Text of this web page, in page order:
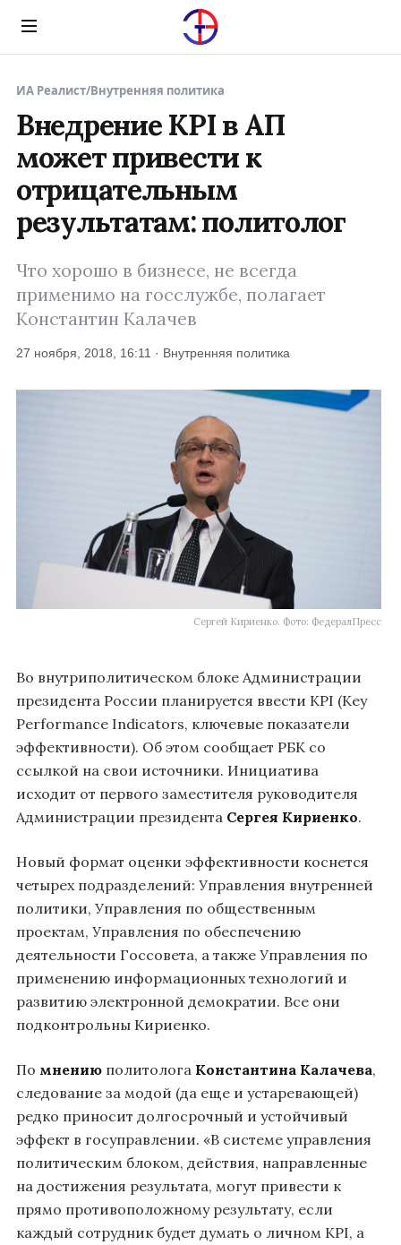
Menu
ИА Реалист/Внутренняя политика
Внедрение KPI в АП
может привести к
отрицательным
результатам: политолог
Что хорошо в бизнесе, не всегда
применимо на госслужбе, полагает
Константин Калачев
27 ноября, 2018, 16:11 · Внутренняя политика
Сергей Кириенко. Фото: ФедералПресс
Во внутриполитическом блоке Администрации
президента России планируется ввести KPI (Key
Performance Indicators, ключевые показатели
эффективности). Об этом сообщает РБК со
ссылкой на свои источники. Инициатива
исходит от первого заместителя руководителя
Администрации президента Сергея Кириенко.
Новый формат оценки эффективности коснется
четырех подразделений: Управления внутренней
политики, Управления по общественным
проектам, Управления по обеспечению
деятельности Госсовета, а также Управления по
применению информационных технологий и
развитию электронной демократии. Все они
подконтрольны Кириенко.
По мнению политолога Константина Калачева,
следование за модой (да еще и устаревающей)
редко приносит долгосрочный и устойчивый
эффект в госуправлении. «В системе управления
политическим блоком, действия, направленные
на достижения результата, могут привести к
прямо противоположному результату, если
каждый сотрудник будет думать о личном KPI, а